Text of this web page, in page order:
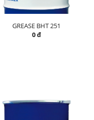
GREASE BHT 251
0 đ